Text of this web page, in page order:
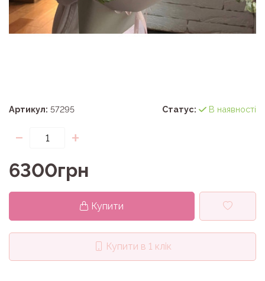
Артикул: 57295 Статус: В наявності
- +
6300грн
Купити
Купити в 1 клік